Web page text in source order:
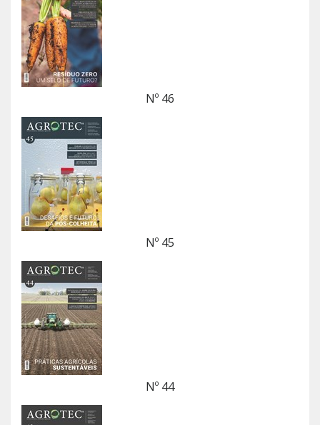
Nº 46
Nº 45
Nº 44